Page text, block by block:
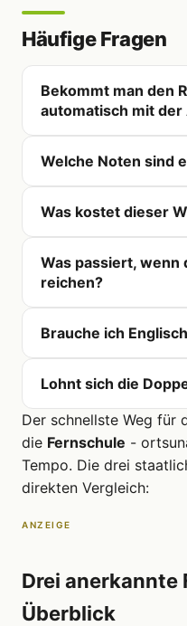
Häufige Fragen
Bekommt man den
automatisch mit der
Welche Noten sind
Was kostet dieser
Was passiert, wenn
reichen?
Brauche ich
Lohnt sich die
Der schnellste Weg für
die Fernschule -
Tempo. Die drei
direkten Vergleich:
ANZEIGE
Drei anerkannte
Überblick